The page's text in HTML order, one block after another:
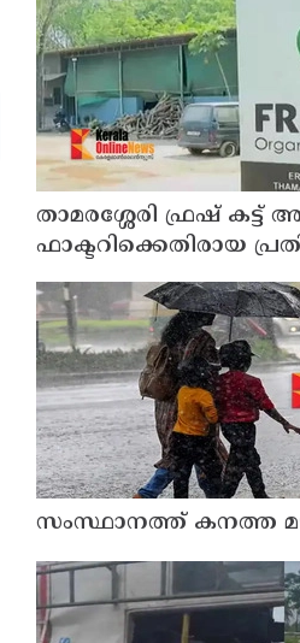
താമരശ്ശേരി ഫ്രഷ് കട്ട്
ഫാക്ടറിക്കെതിരായ
തുടരും
സംസ്ഥാനത്ത് കനത്ത